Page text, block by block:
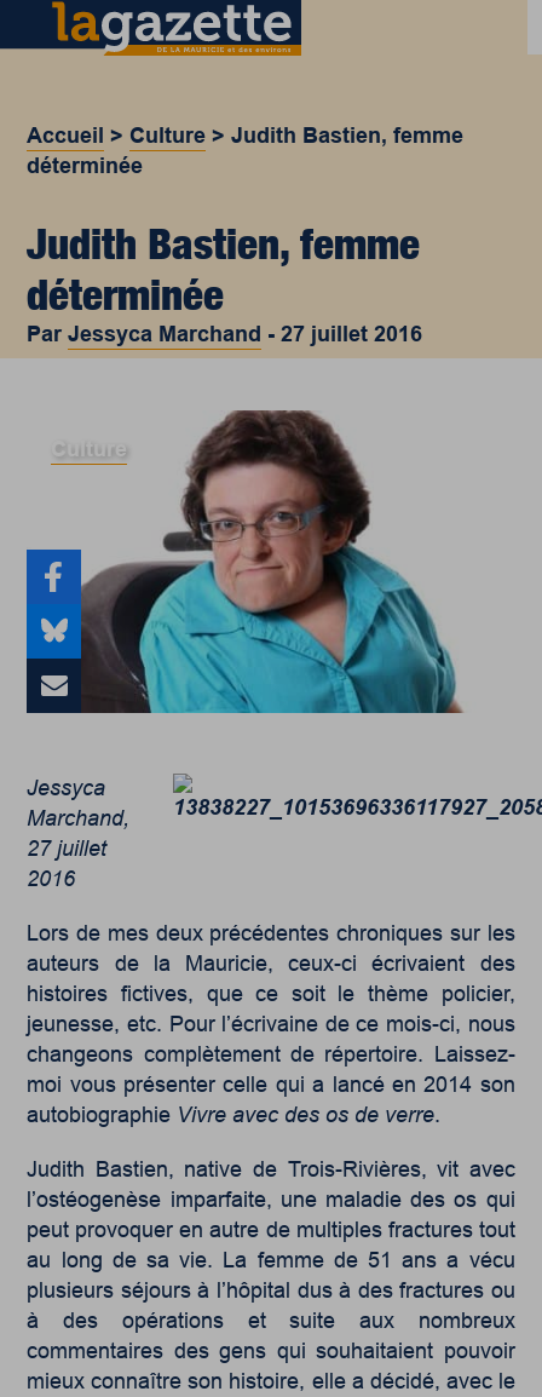
Accueil > Culture >Judith Bastien, femme
déterminée
Judith Bastien, femme
déterminée
ParJessyca Marchand -27 juillet 2016
Culture
Jessyca
Marchand,
27 juillet
2016
Lors de mes deux précédentes chroniques sur les
auteurs de la Mauricie, ceux-ci écrivaient des
histoires fictives, que ce soit le thème policier,
jeunesse, etc. Pour l’écrivaine de ce mois-ci, nous
changeons complètement de répertoire. Laissez-
moi vous présenter celle qui a lancé en 2014 son
autobiographie Vivre avec des os de verre.
Judith Bastien, native de Trois-Rivières, vit avec
l’ostéogenèse imparfaite, une maladie des os qui
peut provoquer en autre de multiples fractures tout
au long de sa vie. La femme de 51 ans a vécu
plusieurs séjours à l’hôpital dus à des fractures ou
à des opérations et suite aux nombreux
commentaires des gens qui souhaitaient pouvoir
mieux connaître son histoire, elle a décidé, avec le